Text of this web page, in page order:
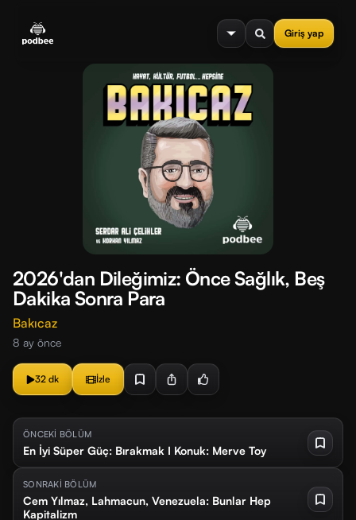
Giriş yap
menu
2026'dan Dileğimiz: Önce Sağlık, Beş
Dakika Sonra Para
Bakıcaz
8 ay önce
32 dk İzle
ÖNCEKİ BÖLÜM
En İyi Süper Güç: Bırakmak I Konuk: Merve Toy
SONRAKİ BÖLÜM
Cem Yılmaz, Lahmacun, Venezuela: Bunlar Hep
Kapitalizm